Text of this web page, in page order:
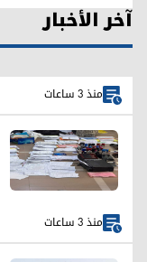
آخر الأخبار
منذ 3 ساعات
منذ 3 ساعات